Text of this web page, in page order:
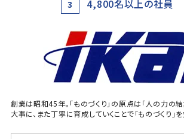
3 4,800名以上の社員
創業は昭和45年。「ものづくり」の原点は「人の力の
大事に、また丁寧に育成していくことで「ものづくり」を